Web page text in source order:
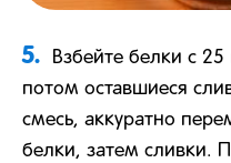
5.
Взбейте белки с 25
потом оставшиеся
смесь, аккуратно
белки, затем сливки.